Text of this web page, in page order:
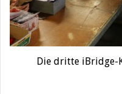
Die dritte iBridge-